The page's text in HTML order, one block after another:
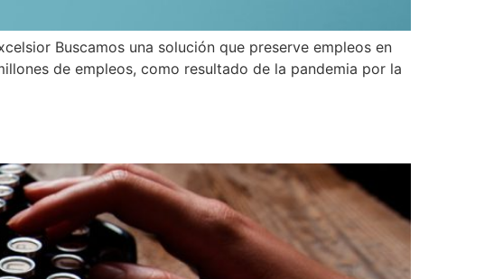
Buscamos una solución que preserve empleos en
de empleos, como resultado de la pandemia por la